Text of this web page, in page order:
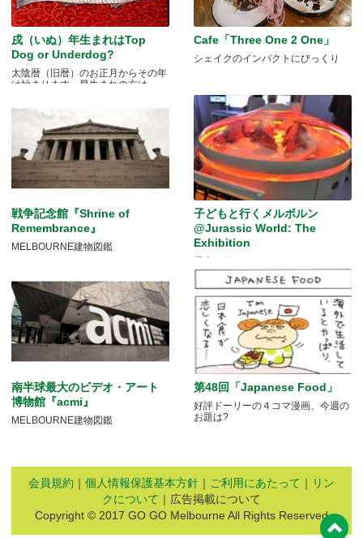
戌（いぬ）年生まれはTop
Dog or Underdog?
太陰暦（旧暦）のお正月からその年
は始まります。早生まれの方は.....
Cafe「Three One 2 One」
シェイクのインパクトにびっくり
戦争記念館『Shrine of
Remembrance』
MELBOURNE建物図鑑
子どもと行くメルボルン
@Jurassic World: The
Exhibition
南半球最大のビデオ・アート
博物館『acmi』
MELBOURNE建物図鑑
第48回「Japanese Food」
好評ドーリーの４コマ漫画、今週の
お題は?
会員規約 ｜ 個人情報保護基本方針 ｜ ご利用にあたって ｜ リン
クについて ｜広告掲載について
Copyright © 2017 GO GO Melbourne All Rights Reserved